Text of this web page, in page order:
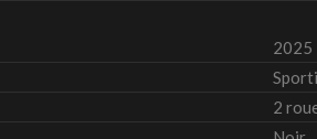
2025
2